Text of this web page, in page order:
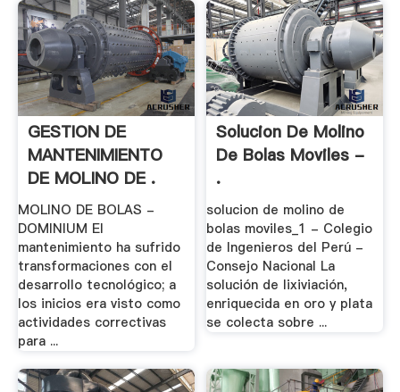
GESTION DE
MANTENIMIENTO
DE MOLINO DE .
MOLINO DE BOLAS -
DOMINIUM El
mantenimiento ha sufrido
transformaciones con el
desarrollo tecnológico; a
los inicios era visto como
actividades correctivas
para ...
Solucion De Molino
De Bolas Moviles -
.
solucion de molino de
bolas moviles_1 - Colegio
de Ingenieros del Perú -
Consejo Nacional La
solución de lixiviación,
enriquecida en oro y plata
se colecta sobre ...